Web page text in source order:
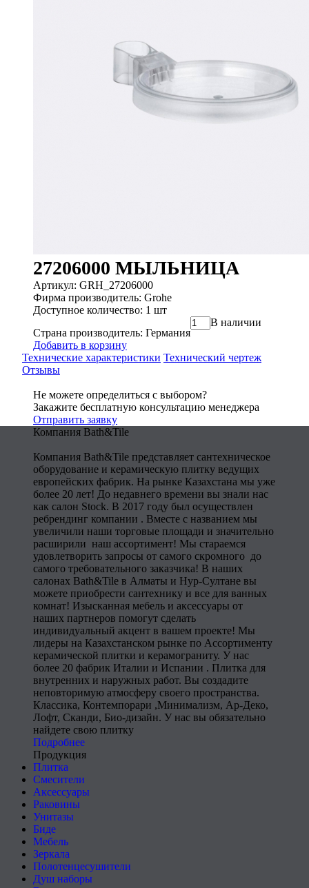
27206000 МЫЛЬНИЦА
Артикул: GRH_27206000
Фирма производитель: Grohe
Доступное количество: 1 шт
Страна производитель: Германия
В наличии
Добавить в корзину
Технические характеристики Технический чертеж
Отзывы
Не можете определиться с выбором?
Закажите бесплатную консультацию менеджера
Отправить заявку
Компания Bath&Tile
Компания Bath&Tile представляет сантехническое
оборудование и керамическую плитку ведущих
европейских фабрик. На рынке Казахстана мы уже
более 20 лет! До недавнего времени вы знали нас
как салон Stock. В 2017 году был осуществлен
ребрендинг компании . Вместе с названием мы
увеличили наши торговые площади и значительно
расширили наш ассортимент! Мы стараемся
удовлетворить запросы от самого скромного до
самого требовательного заказчика! В наших
салонах Bath&Tile в Алматы и Нур-Султане вы
можете приобрести сантехнику и все для ванных
комнат! Изысканная мебель и аксессуары от
наших партнеров помогут сделать
индивидуальный акцент в вашем проекте! Мы
лидеры на Казахстанском рынке по Ассортименту
керамической плитки и керамограниту. У нас
более 20 фабрик Италии и Испании . Плитка для
внутренних и наружных работ. Вы создадите
неповторимую атмосферу своего пространства.
Классика, Контемпорари ,Минимализм, Ар-Деко,
Лофт, Сканди, Био-дизайн. У нас вы обязательно
найдете свою плитку
Подробнее
Продукция
Плитка
Смесители
Аксессуары
Раковины
Унитазы
Биде
Мебель
Зеркала
Полотенцесушители
Душ наборы